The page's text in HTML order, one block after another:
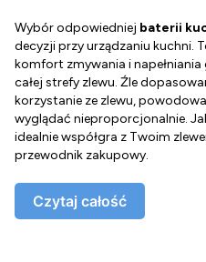
Wybór odpowiedniej baterii
decyzji przy urządzaniu kuchni.
komfort zmywania i
całej strefy zlewu. Źle
korzystanie ze zlewu,
wyglądać nieproporcjonalnie.
idealnie współgra z Twoim
przewodnik zakupowy.
Czytaj całość